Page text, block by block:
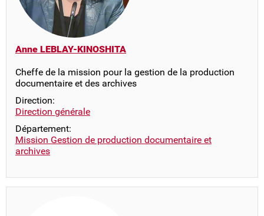
Anne LEBLAY-KINOSHITA
Cheffe de la mission pour la gestion de la production
documentaire et des archives
Direction:
Direction générale
Département:
Mission Gestion de production documentaire et
archives